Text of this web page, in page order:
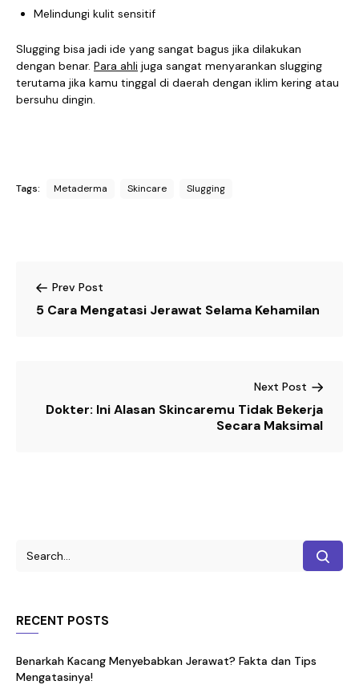
Melindungi kulit sensitif
Slugging bisa jadi ide yang sangat bagus jika dilakukan
dengan benar. Para ahli juga sangat menyarankan slugging
terutama jika kamu tinggal di daerah dengan iklim kering atau
bersuhu dingin.
Tags: Metaderma Skincare Slugging
Prev Post
5 Cara Mengatasi Jerawat Selama Kehamilan
Next Post
Dokter: Ini Alasan Skincaremu Tidak Bekerja
Secara Maksimal
RECENT POSTS
Benarkah Kacang Menyebabkan Jerawat? Fakta dan Tips
Mengatasinya!